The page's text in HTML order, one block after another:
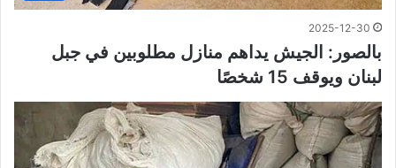
2025-12-30
بالصور: الجيش يداهم منازل مطلوبين في جبل
لبنان ويوقف 15 شخصًا